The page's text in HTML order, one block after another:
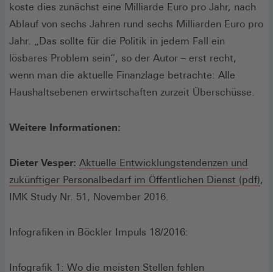
koste dies zunächst eine Milliarde Euro pro Jahr, nach
Ablauf von sechs Jahren rund sechs Milliarden Euro pro
Jahr. „Das sollte für die Politik in jedem Fall ein
lösbares Problem sein“, so der Autor – erst recht,
wenn man die aktuelle Finanzlage betrachte: Alle
Haushaltsebenen erwirtschaften zurzeit Überschüsse.
Weitere Informationen:
Dieter Vesper: Aktuelle Entwicklungstendenzen und
zukünftiger Personalbedarf im Öffentlichen Dienst (pdf),
IMK Study Nr. 51, November 2016.
Infografiken in Böckler Impuls 18/2016:
Infografik 1: Wo die meisten Stellen fehlen